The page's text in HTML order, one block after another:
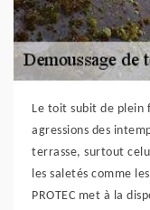
Le toit subit de
agressions des
terrasse, surtout
les saletés comme
PROTEC met à la